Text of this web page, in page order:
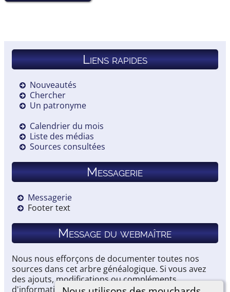
Liens rapides
Nouveautés
Chercher
Un patronyme
Calendrier du mois
Liste des médias
Sources consultées
Messagerie
Messagerie
Footer text
Message du webmaître
Nous nous efforçons de documenter toutes nos
sources dans cet arbre généalogique. Si vous avez
des ajouts, modifications ou compléments
d'information, merci de nous les communiquer.